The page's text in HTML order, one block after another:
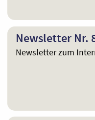
Newsletter Nr.
Newsletter zum